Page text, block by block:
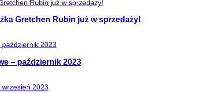
Gretchen Rubin już w sprzedaży!
– październik 2023